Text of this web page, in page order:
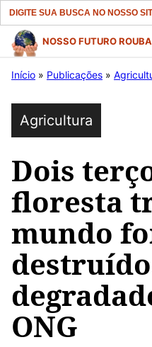
Search
for:
Pular
para
conteúdo
NOSSO FUTURO
Início » Publicações »
Agricultura
Dois
floresta
mundo
ONG